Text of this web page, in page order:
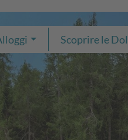
Scoprire le